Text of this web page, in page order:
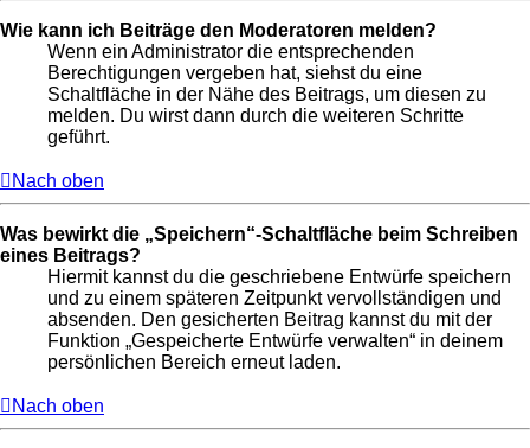
Wie kann ich Beiträge den Moderatoren melden?
Wenn ein Administrator die entsprechenden
Berechtigungen vergeben hat, siehst du eine
Schaltfläche in der Nähe des Beitrags, um diesen zu
melden. Du wirst dann durch die weiteren Schritte
geführt.
Nach oben
Was bewirkt die „Speichern“-Schaltfläche beim Schreiben
eines Beitrags?
Hiermit kannst du die geschriebene Entwürfe speichern
und zu einem späteren Zeitpunkt vervollständigen und
absenden. Den gesicherten Beitrag kannst du mit der
Funktion „Gespeicherte Entwürfe verwalten“ in deinem
persönlichen Bereich erneut laden.
Nach oben